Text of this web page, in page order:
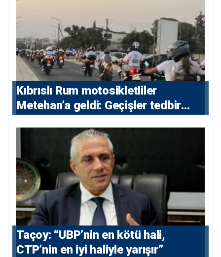
Kıbrıslı Rum motosikletliler
Metehan’a geldi: Geçişler tedbir
Taçoy: “UBP’nin en kötü hali,
CTP’nin en iyi haliyle yarışır”